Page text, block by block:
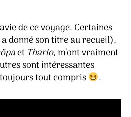
de ce voyage. Certaines
donné son titre au recueil),
et Tharlo, m’ont vraiment
sont intéressantes
tout compris
.